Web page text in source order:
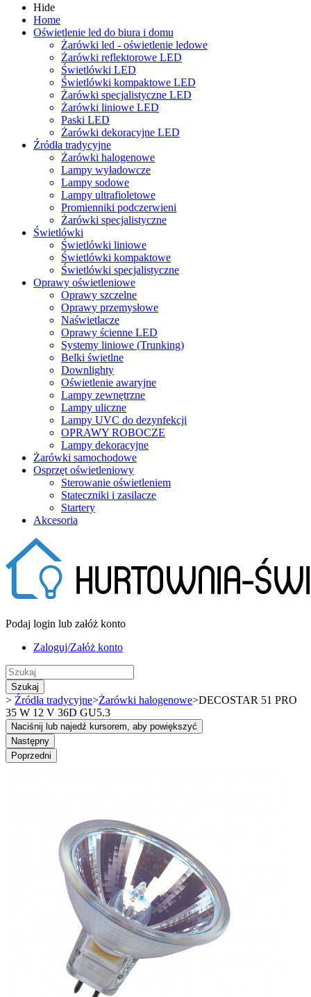
Hide
Home
Oświetlenie led do biura i domu
Żarówki led - oświetlenie ledowe
Żarówki reflektorowe LED
Świetlówki LED
Świetlówki kompaktowe LED
Żarówki specjalistyczne LED
Żarówki liniowe LED
Paski LED
Żarówki dekoracyjne LED
Źródła tradycyjne
Żarówki halogenowe
Lampy wyładowcze
Lampy sodowe
Lampy ultrafioletowe
Promienniki podczerwieni
Żarówki specjalistyczne
Świetlówki
Świetlówki liniowe
Świetlówki kompaktowe
Świetlówki specjalistyczne
Oprawy oświetleniowe
Oprawy szczelne
Oprawy przemysłowe
Naświetlacze
Oprawy ścienne LED
Systemy liniowe (Trunking)
Belki świetlne
Downlighty
Oświetlenie awaryjne
Lampy zewnętrzne
Lampy uliczne
Lampy UVC do dezynfekcji
OPRAWY ROBOCZE
Lampy dekoracyjne
Żarówki samochodowe
Osprzęt oświetleniowy
Sterowanie oświetleniem
Stateczniki i zasilacze
Startery
Akcesoria
Podaj login lub załóż konto
Zaloguj/Załóż konto
Szukaj
> Źródła tradycyjne>Żarówki halogenowe>DECOSTAR 51 PRO
35 W 12 V 36D GU5.3
Naciśnij lub najedź kursorem, aby powiększyć
Następny
Poprzedni